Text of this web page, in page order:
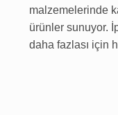
malzemelerinde
ürünler sunuyor.
daha fazlası için